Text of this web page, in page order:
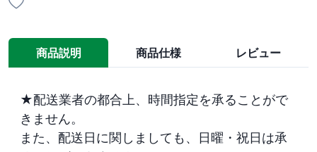
商品説明 商品仕様 レビュー
★配送業者の都合上、時間指定を承ることがで
きません。
また、配送日に関しましても、日曜・祝日は承